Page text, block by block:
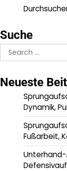
Suche
Search
for:
Neueste
Dynamik,
Fußarbeit,